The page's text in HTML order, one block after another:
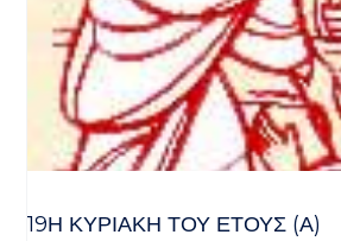
19Η ΚΥΡΙΑΚΉ ΤΟΥ ΈΤΟΥΣ (Α)